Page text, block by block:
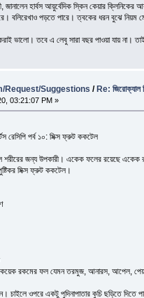
হার্বস আয়ুর্বেদিক স্কিন কেয়ার
বলিরেখাও পড়তে পারে। ত্বকের ধরন বুঝে নিয়ম
ভালো। তবে এ লেবু সারা বছর পাওয়া যায়
Request/Suggestions/Re: জিরোক্যাল
03:21:07 PM »
রেসিপি পর্ব ১০: মিক্স ফ্রুট ককটেল
শরীরের জন্য উপকারী। একেক ফলের রয়েছে একেক
মিক্স ফ্রুট ককটেল।
কয়েক রকমের ফল যেমন তরমুজ, আনারস, আপেল,
চাইলে ওপরে একটু পুদিনাপাতার কুচি ছড়িতে